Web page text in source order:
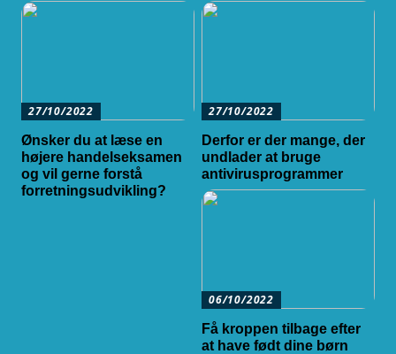
27/10/2022
Ønsker du at læse en
højere handelseksamen
og vil gerne forstå
forretningsudvikling?
27/10/2022
Derfor er der mange, der
undlader at bruge
antivirusprogrammer
06/10/2022
Få kroppen tilbage efter
at have født dine børn